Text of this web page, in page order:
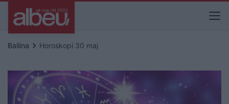
Ballina keyboard_arrow_right Horoskopi 30 maj